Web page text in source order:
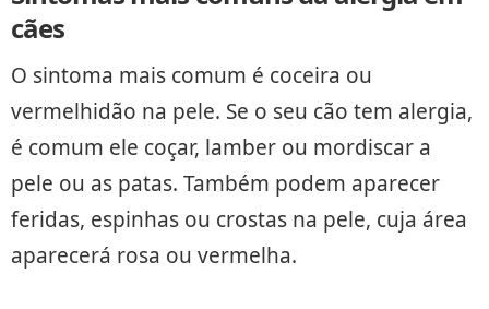
cães
O sintoma mais comum é coceira ou
vermelhidão na pele. Se o seu cão tem alergia,
é comum ele coçar, lamber ou mordiscar a
pele ou as patas. Também podem aparecer
feridas, espinhas ou crostas na pele, cuja área
aparecerá rosa ou vermelha.